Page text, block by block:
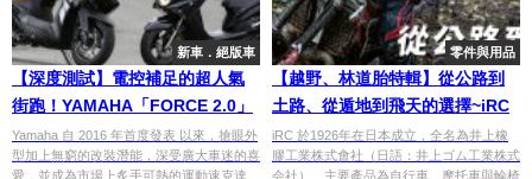
新車．絕版車
【深度測試】電控補足的超人氣
街跑！YAMAHA「FORCE 2.0」
Yamaha 自 2016 年首度發表 以來，搶眼外
型加上無窮的改裝潛能，深受廣大車迷的喜
愛，並成為市場上炙手可熱的運動速克達。
零件與用品
【越野、林道胎特輯】從公路到
土路、從遁地到飛天的選擇~iRC
iRC 於1926年在日本成立，全名為井上橡
膠工業株式會社（日語：井上ゴム工業株式
会社）。主要產品為自行車、摩托車與輪椅